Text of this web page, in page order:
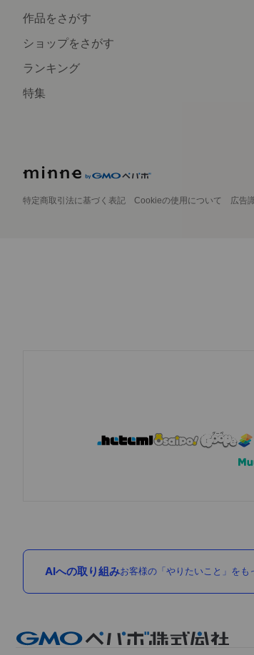
作品をさがす
ショップをさがす
ランキング
特集
特定商取引法に基づく表記 Cookieの使用について 広告
AIへの取り組みお客様の「やりたいこと」をも